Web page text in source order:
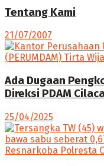
Tentang Kami
21/07/2007
Ada Dugaan
Direksi PDAM
25/04/2025